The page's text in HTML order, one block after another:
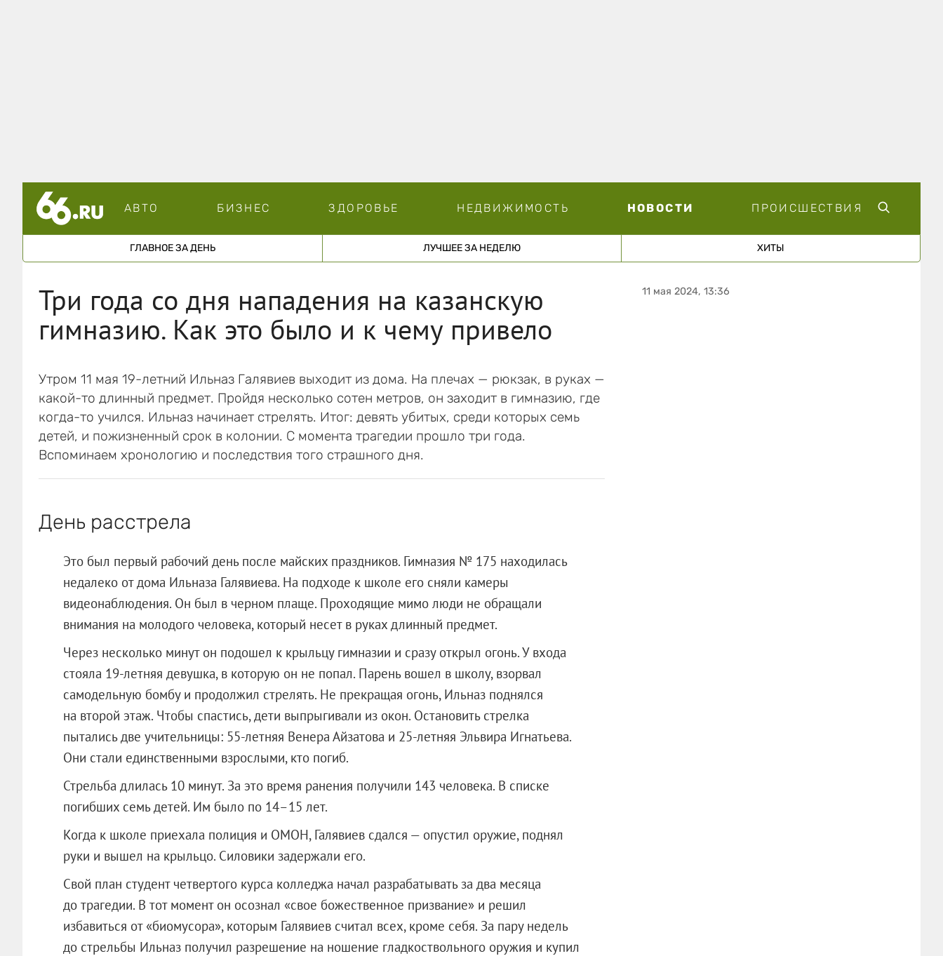
АВТО БИЗНЕС ЗДОРОВЬЕ НЕДВИЖИМОСТЬ НОВОСТИ ПРОИСШЕСТВИЯ
ГЛАВНОЕ ЗА ДЕНЬ ЛУЧШЕЕ ЗА НЕДЕЛЮ ХИТЫ
Три года со дня нападения на казанскую
гимназию. Как это было и к чему привело
Утром 11 мая 19-летний Ильназ Галявиев выходит из дома. На плечах — рюкзак, в руках —
какой-то длинный предмет. Пройдя несколько сотен метров, он заходит в гимназию, где
когда-то учился. Ильназ начинает стрелять. Итог: девять убитых, среди которых семь
детей, и пожизненный срок в колонии. С момента трагедии прошло три года.
Вспоминаем хронологию и последствия того страшного дня.
День расстрела
Это был первый рабочий день после майских праздников. Гимназия № 175 находилась
недалеко от дома Ильназа Галявиева. На подходе к школе его сняли камеры
видеонаблюдения. Он был в черном плаще. Проходящие мимо люди не обращали
внимания на молодого человека, который несет в руках длинный предмет.
Через несколько минут он подошел к крыльцу гимназии и сразу открыл огонь. У входа
стояла 19-летняя девушка, в которую он не попал. Парень вошел в школу, взорвал
самодельную бомбу и продолжил стрелять. Не прекращая огонь, Ильназ поднялся
на второй этаж. Чтобы спастись, дети выпрыгивали из окон. Остановить стрелка
пытались две учительницы: 55-летняя Венера Айзатова и 25-летняя Эльвира Игнатьева.
Они стали единственными взрослыми, кто погиб.
Стрельба длилась 10 минут. За это время ранения получили 143 человека. В списке
погибших семь детей. Им было по 14–15 лет.
Когда к школе приехала полиция и ОМОН, Галявиев сдался — опустил оружие, поднял
руки и вышел на крыльцо. Силовики задержали его.
Свой план студент четвертого курса колледжа начал разрабатывать за два месяца
до трагедии. В тот момент он осознал «свое божественное призвание» и решил
избавиться от «биомусора», которым Галявиев считал всех, кроме себя. За пару недель
до стрельбы Ильназ получил разрешение на ношение гладкоствольного оружия и купил
11 мая 2024, 13:36